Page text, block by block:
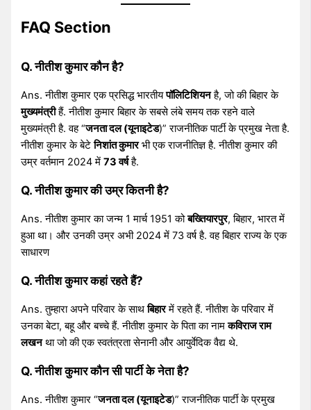
FAQ Section
Q. नीतीश कुमार कौन है?
Ans. नीतीश कुमार एक प्रसिद्ध भारतीयपॉलिटिशियनहै, जो की बिहार के
मुख्यमंत्रीहैं. नीतीश कुमार बिहार के सबसे लंबे समय तक रहने वाले
मुख्यमंत्री है. वह “जनता दल (यूनाइटेड)” राजनीतिक पार्टी के प्रमुख नेता है.
नीतीश कुमार के बेटेनिशांत कुमारभी एक राजनीतिज्ञ है. नीतीश कुमार की
उम्र वर्तमान 2024 में73 वर्षहै.
Q. नीतीश कुमार की उम्र कितनी है?
Ans. नीतीश कुमार का जन्म 1 मार्च 1951 कोबख्तियारपुर, बिहार, भारत में
हुआ था। और उनकी उम्र अभी 2024 में 73 वर्ष है. वह बिहार राज्य के एक
साधारण
Q. नीतीश कुमार कहां रहते हैं?
Ans. तुम्हारा अपने परिवार के साथबिहारमें रहते हैं. नीतीश के परिवार में
उनका बेटा, बहू और बच्चे हैं. नीतीश कुमार के पिता का नामकविराज राम
लखनथा जो की एक स्वतंत्रता सेनानी और आयुर्वेदिक वैद्य थे.
Q. नीतीश कुमार कौन सी पार्टी के नेता है?
Ans. नीतीश कुमार “जनता दल (यूनाइटेड)” राजनीतिक पार्टी के प्रमुख